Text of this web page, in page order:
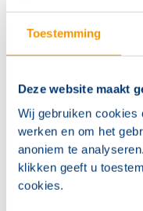
Toestemming
Deze website maakt
Wij gebruiken cookies
werken en om het
anoniem te
klikken geeft u
cookies.
De voordelen
✓ Een systeem dat
✓ Minder kans op
✓ Rust en zekerheid:
status
✓ Naleving van de
of certificeringen